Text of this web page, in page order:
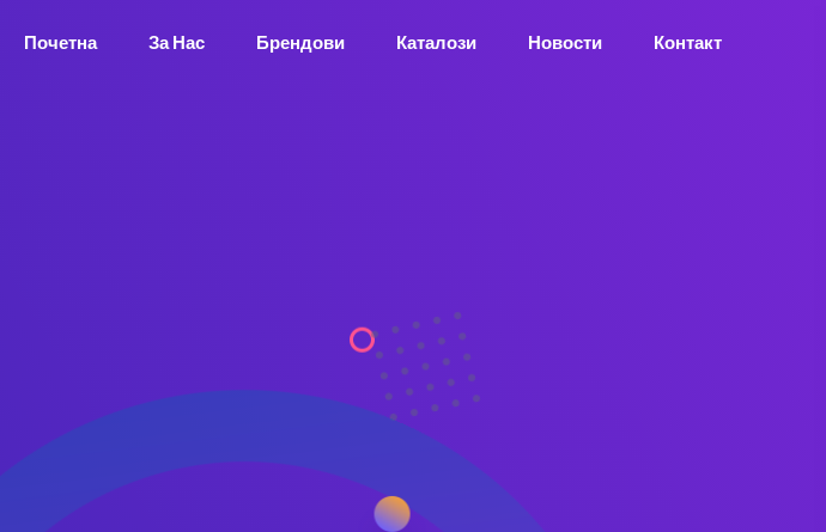
Почетна За Нас Брендови Каталози Новости Контакт